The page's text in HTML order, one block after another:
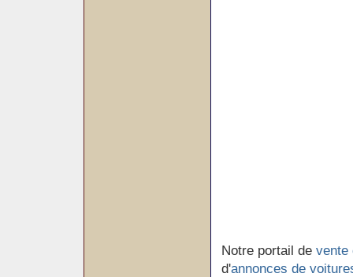
Notre portail de vente
d'annonces de